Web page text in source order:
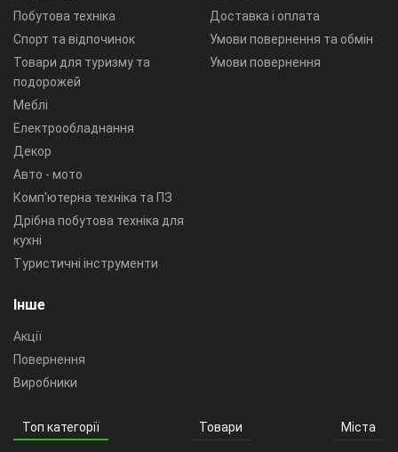
Побутова техніка
Спорт та відпочинок
Товари для туризму та
подорожей
Меблі
Електрообладнання
Декор
Авто - мото
Комп'ютерна техніка та ПЗ
Дрібна побутова техніка для
кухні
Туристичні інструменти
Доставка і оплата
Умови повернення та обмін
Умови повернення
Інше
Акції
Повернення
Виробники
Топ категорії Товари Міста